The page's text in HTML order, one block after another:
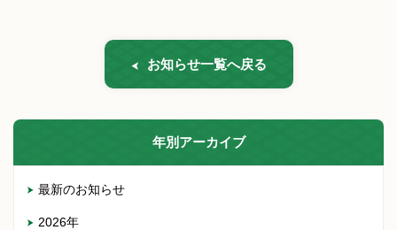
お知らせ一覧へ戻る
年別アーカイブ
最新のお知らせ
2026年